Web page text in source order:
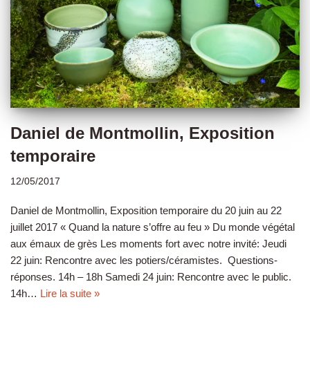
Daniel de Montmollin, Exposition
temporaire
12/05/2017
Daniel de Montmollin, Exposition temporaire du 20 juin au 22
juillet 2017 « Quand la nature s’offre au feu » Du monde végétal
aux émaux de grès Les moments fort avec notre invité: Jeudi
22 juin: Rencontre avec les potiers/céramistes. Questions-
réponses. 14h – 18h Samedi 24 juin: Rencontre avec le public.
14h… Lire la suite »